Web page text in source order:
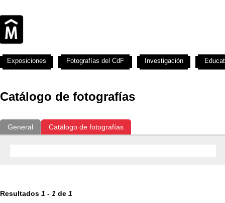
Catálogo de fotografías
General Catálogo de fotografías
Resultados 1 - 1 de 1
Exposiciones Fotografías del CdF Investigación